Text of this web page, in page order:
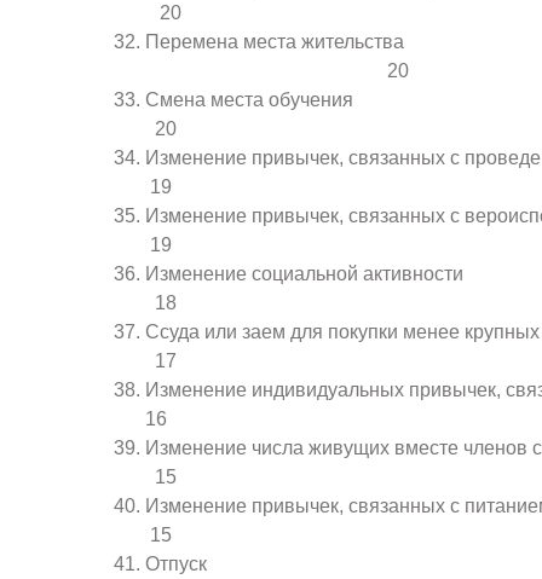
20
Перемена места жительства
20
Смена места
20
Изменение привычек, связанных с
19
Изменение привычек, связанных с
19
Изменение социальной
18
Ссуда или заем для покупки
17
Изменение индивидуальных привычек,
16
Изменение числа живущих
15
Изменение привычек,
15